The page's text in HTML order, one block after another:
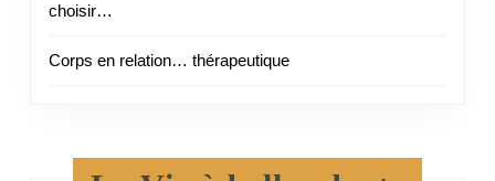
choisir…
Corps en relation… thérapeutique